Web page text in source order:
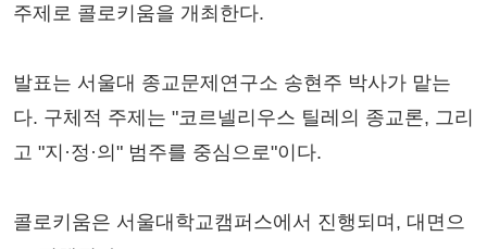
주제로 콜로키움을 개최한다.
발표는 서울대 종교문제연구소 송현주 박사가 맡는
다. 구체적 주제는 "코르넬리우스 틸레의 종교론, 그리
고 "지·정·의" 범주를 중심으로"이다.
콜로키움은 서울대학교캠퍼스에서 진행되며, 대면으